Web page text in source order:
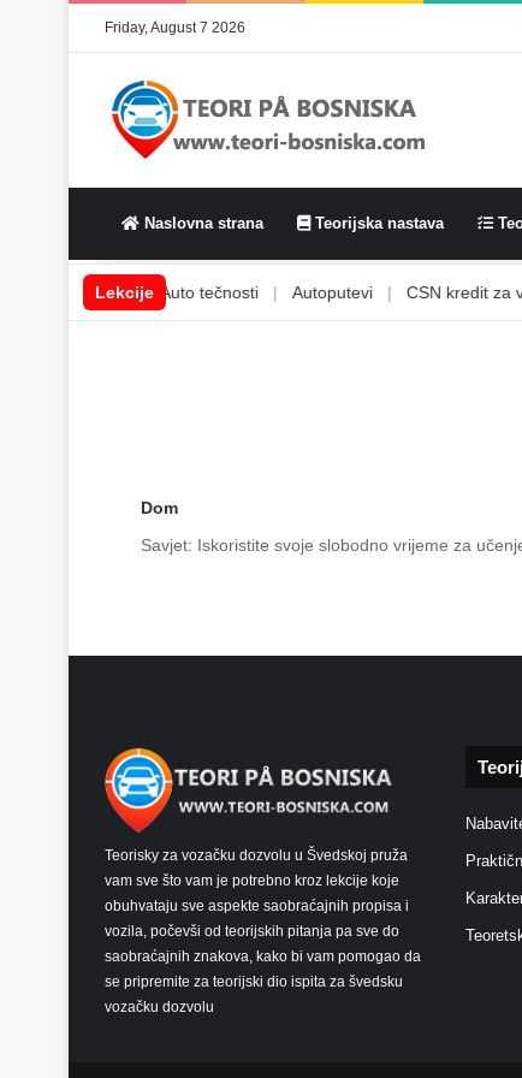
Friday, August 7 2026
Naslovna strana Teorijska nastava
Lekcije
| Auto tečnosti | Autoputevi | CSN kredit za
Dom
Savjet: Iskoristite svoje slobodno vrijeme za
Teorisky za vozačku dozvolu u Švedskoj pruža
vam sve što vam je potrebno kroz lekcije koje
obuhvataju sve aspekte saobraćajnih propisa i
vozila, počevši od teorijskih pitanja pa sve do
saobraćajnih znakova, kako bi vam pomogao da
se pripremite za teorijski dio ispita za švedsku
vozačku dozvolu